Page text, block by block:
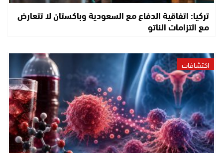
تركيا: اتفاقية الدفاع مع السعودية وباكستان لا تتعارض
مع التزامات الناتو
اكتشافات